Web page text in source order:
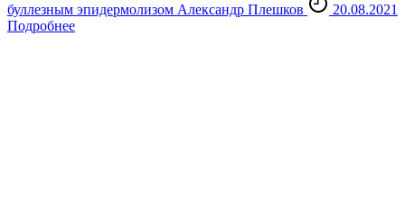
буллезным эпидермолизом Александр Плешков
20.08.2021
Подробнее